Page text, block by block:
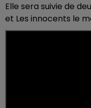
Elle sera suivie de
et Les innocents le